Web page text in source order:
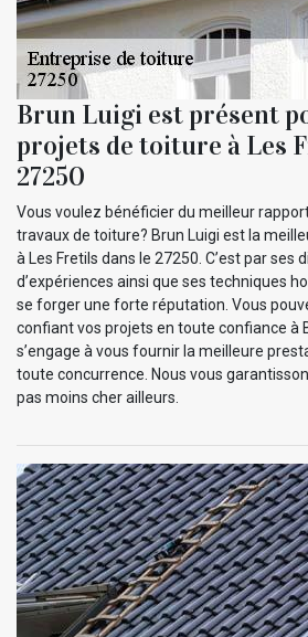
Brun Luigi est présent
projets de toiture à Les
27250
Vous voulez bénéficier du meilleur
travaux de toiture? Brun Luigi est la
à Les Fretils dans le 27250. C’est par ses
d’expériences ainsi que ses techniques
se forger une forte réputation. Vous
confiant vos projets en toute confiance à
s’engage à vous fournir la meilleure
toute concurrence. Nous vous
pas moins cher ailleurs.